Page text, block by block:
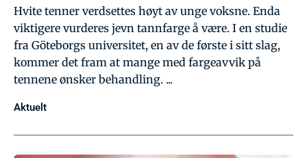
Hvite tenner verdsettes høyt av unge voksne. Enda
viktigere vurderes jevn tannfarge å være. I en studie
fra Göteborgs universitet, en av de første i sitt slag,
kommer det fram at mange med fargeavvik på
tennene ønsker behandling. ...
Aktuelt